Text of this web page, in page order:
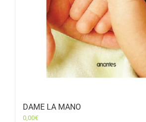
DAME LA MANO
0,00€